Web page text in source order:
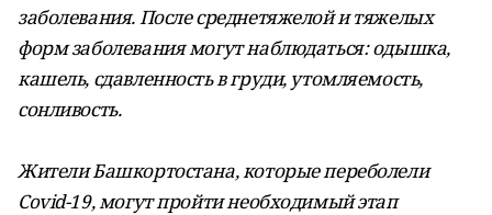
заболевания. После среднетяжелой и тяжелых
форм заболевания могут наблюдаться: одышка,
кашель, сдавленность в груди, утомляемость,
сонливость.
Жители Башкортостана, которые переболели
Covid-19, могут пройти необходимый этап